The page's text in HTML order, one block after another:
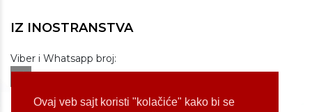
Ovaj veb sajt koristi "kolačiće" kako bi se
IZ INOSTRANSTVA
Viber i Whatsapp broj:
+381 60 309 1070
Dostupnost: od 07 do 22h